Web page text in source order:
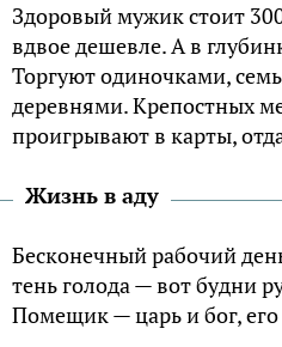
Здоровый мужик стоит
вдвое дешевле. А в
Торгуют одиночками,
деревнями. Крепостных
проигрывают в карты,
Жизнь в аду
Бесконечный рабочий
тень голода — вот будни
Помещик — царь и бог,